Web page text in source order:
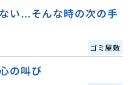
い…そんな時の次の手
ゴミ屋敷
の叫び